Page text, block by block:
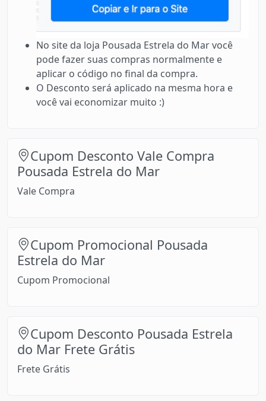
No site da loja Pousada Estrela do Mar você
pode fazer suas compras normalmente e
aplicar o código no final da compra.
O Desconto será aplicado na mesma hora e
você vai economizar muito :)
Cupom Desconto Vale Compra
Pousada Estrela do Mar
Vale Compra
Cupom Promocional Pousada
Estrela do Mar
Cupom Promocional
Cupom Desconto Pousada Estrela
do Mar Frete Grátis
Frete Grátis